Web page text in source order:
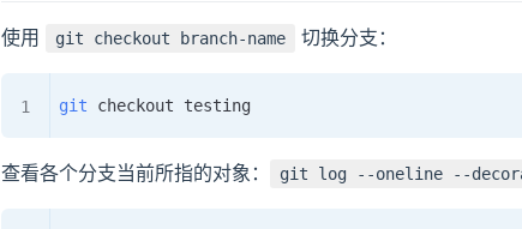
使用 git checkout branch-name 切换分支：
git
查看各个分支当前所指的对象： git log --oneline --